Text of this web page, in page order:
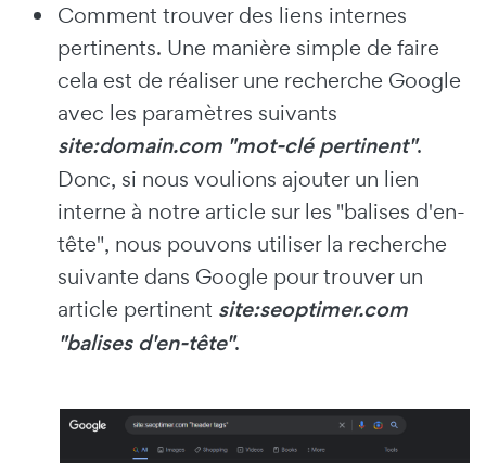
Comment trouver des liens internes
pertinents. Une manière simple de faire
cela est de réaliser une recherche Google
avec les paramètres suivants
site:domain.com "mot-clé pertinent".
Donc, si nous voulions ajouter un lien
interne à notre article sur les "balises d'en-
tête", nous pouvons utiliser la recherche
suivante dans Google pour trouver un
article pertinent site:seoptimer.com
"balises d'en-tête".